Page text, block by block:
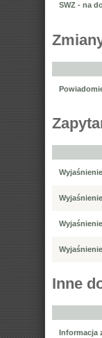
SWZ - na
Inne
Informacja